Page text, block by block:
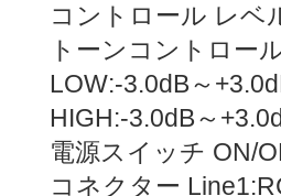
コントロール レベ
トーンコントロー
LOW:-3.0dB～
HIGH:-3.0dB～
電源スイッチ ON/
コネクター